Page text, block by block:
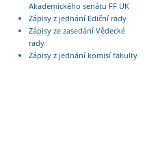
Akademického senátu FF UK
Zápisy z jednání Ediční rady
Zápisy ze zasedání Vědecké
rady
Zápisy z jednání komisí fakulty